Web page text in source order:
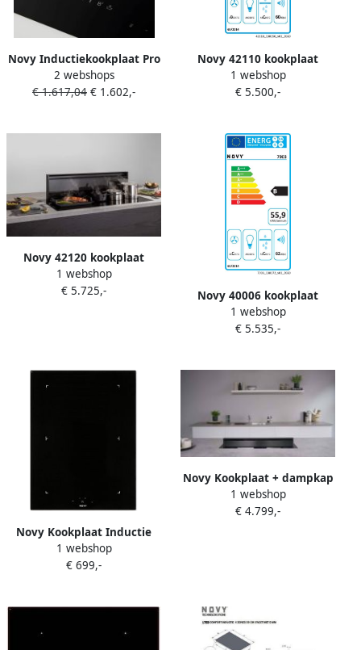
Novy Inductiekookplaat Pro
80cm 1776 |
Inductiekookplaten |
2 webshops
€ 1.617,04 € 1.602,-
Novy 42110 kookplaat
Zwart Ingebouwd 118 cm
Inductiekookplaat zones 4
1 webshop
€ 5.500,-
Novy 42120 kookplaat
Zwart Ingebouwd 118 cm
Inductiekookplaat zones 5
1 webshop
€ 5.725,-
Novy 40006 kookplaat
Zwart Ingebouwd 87 cm
Inductiekookplaat zones 4
1 webshop
€ 5.535,-
Novy Kookplaat Inductie
Domino Power 3775 |
Inductiekookplaten |
1 webshop
€ 699,-
Novy Kookplaat + dampkap
Panorama 88 cm 4
kookzones max 695 m³ h
1 webshop
€ 4.799,-